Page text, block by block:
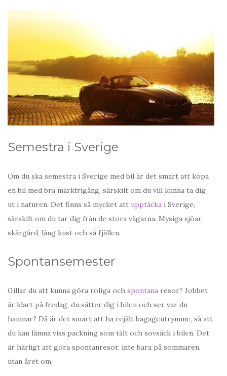
Semestra i Sverige
Om du ska semestra i Sverige med bil är det smart att köpa
en bil med bra markfrigång, särskilt om du vill kunna ta dig
ut i naturen. Det finns så mycket att upptäcka i Sverige,
särskilt om du tar dig från de stora vägarna. Mysiga sjöar,
skärgård, lång kust och så fjällen.
Spontansemester
Gillar du att kunna göra roliga och spontana resor? Jobbet
är klart på fredag, du sätter dig i bilen och ser var du
hamnar? Då är det smart att ha rejält bagageutrymme, så att
du kan lämna viss packning som tält och sovsäck i bilen. Det
är härligt att göra spontanresor, inte bara på sommaren,
utan året om.